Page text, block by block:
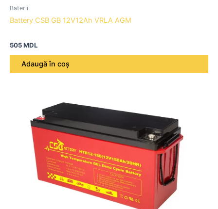
Baterii
Battery CSB GB 12V12Ah VRLA AGM
505MDL
Adaugă în coș